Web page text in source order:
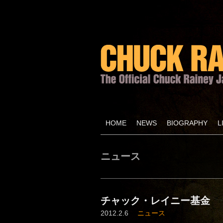
HOME NEWS BIOGRAPHY
ニュース
チャック・レイニー基金
2012.2.6 ニュース